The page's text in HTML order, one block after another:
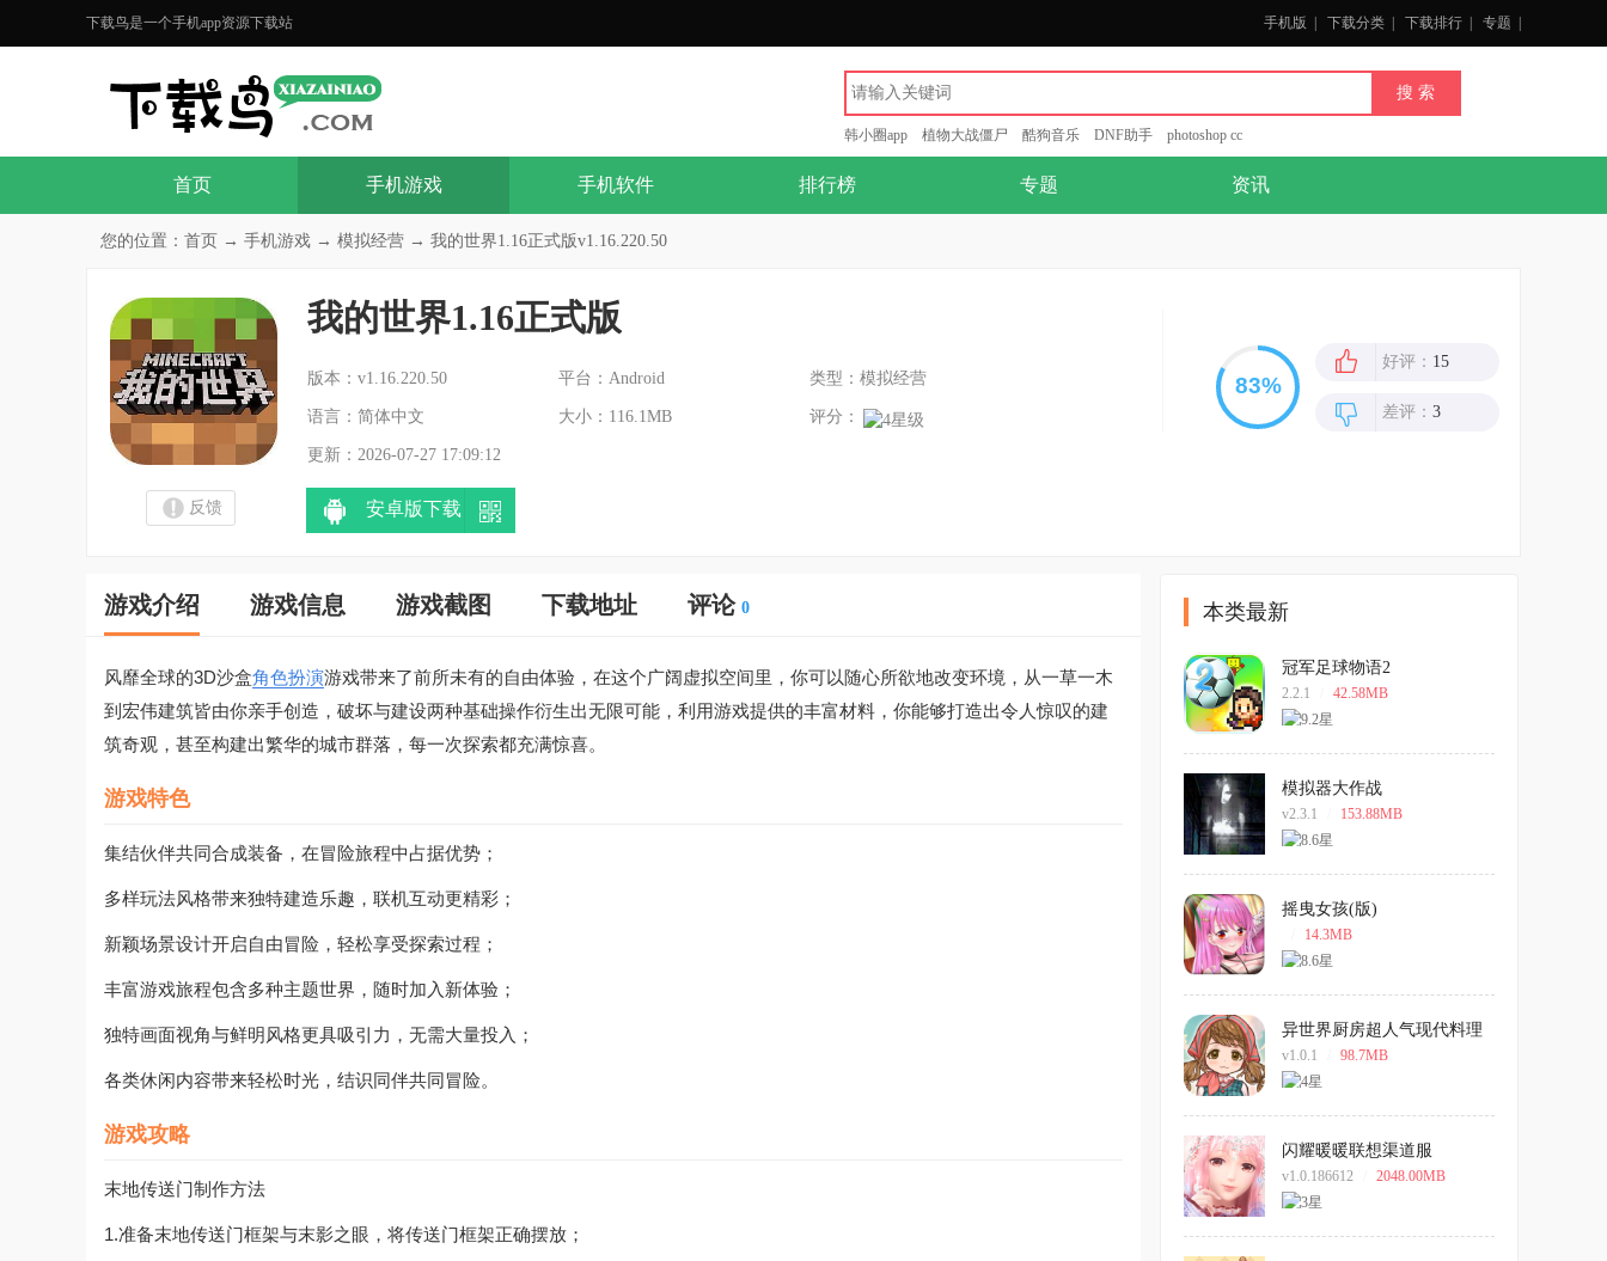
下载鸟是一个手机app资源下载站 手机版 下载分类 下载排行 专题
韩小圈app 植物大战僵尸 酷狗音乐 DNF助手 photoshop cc
首页 手机游戏 手机软件 排行榜 专题 资讯
您的位置： 首页 → 手机游戏 → 模拟经营 → 我的世界1.16正式版v1.16.220.50
我的世界1.16正式版
版本：v1.16.220.50 平台：Android 类型：模拟经营
语言：简体中文 大小：116.1MB 评分：
更新：2026-07-27 17:09:12
反馈 安卓版下载
好评： 15
差评： 3
游戏介绍 游戏信息 游戏截图 下载地址 评论 0
风靡全球的3D沙盒角色扮演游戏带来了前所未有的自由体验，在这个广阔虚拟空间里，你可以随心所欲地改变环境，从一草一木
到宏伟建筑皆由你亲手创造，破坏与建设两种基础操作衍生出无限可能，利用游戏提供的丰富材料，你能够打造出令人惊叹的建
筑奇观，甚至构建出繁华的城市群落，每一次探索都充满惊喜。
游戏特色
集结伙伴共同合成装备，在冒险旅程中占据优势；
多样玩法风格带来独特建造乐趣，联机互动更精彩；
新颖场景设计开启自由冒险，轻松享受探索过程；
丰富游戏旅程包含多种主题世界，随时加入新体验；
独特画面视角与鲜明风格更具吸引力，无需大量投入；
各类休闲内容带来轻松时光，结识同伴共同冒险。
游戏攻略
末地传送门制作方法
1.准备末地传送门框架与末影之眼，将传送门框架正确摆放；
本类最新
冠军足球物语2
2.2.1 42.58MB
模拟器大作战
v2.3.1 153.88MB
摇曳女孩(版)
14.3MB
异世界厨房超人气现代料理
店游戏
v1.0.1 98.7MB
闪耀暖暖联想渠道服
v1.0.186612 2048.00MB